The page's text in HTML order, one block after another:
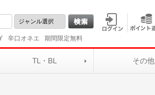
辛口オネエ 期間限定無料
TL・BL その他